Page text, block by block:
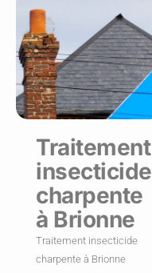
Traitement
insecticide
charpente
à Brionne
Traitement insecticide
charpente à Brionne